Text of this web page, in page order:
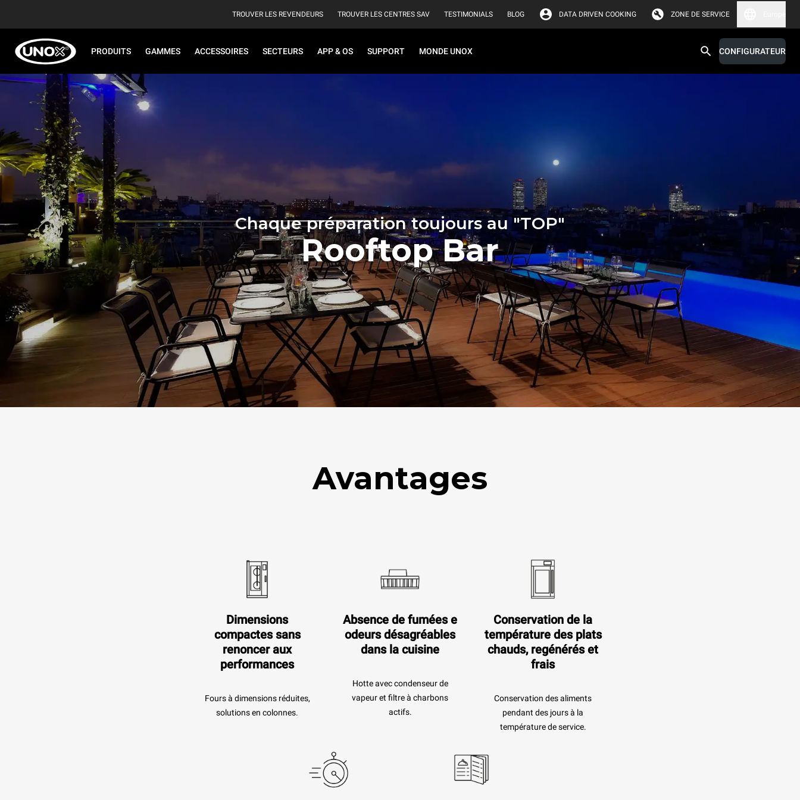
TROUVER LES REVENDEURS TROUVER LES CENTRES SAV TESTIMONIALS BLOG DATA DRIVEN COOKING ZONE DE SERVICE
PRODUITS GAMMES ACCESSOIRES SECTEURS APP & OS SUPPORT MONDE UNOX CONFIGURATEUR
Chaque préparation toujours au "TOP"
Rooftop Bar
Avantages
Dimensions
compactes sans
renoncer aux
performances
Fours à dimensions réduites,
solutions en colonnes.
Absence de fumées e
odeurs désagréables
dans la cuisine
Hotte avec condenseur de
vapeur et filtre à charbons
actifs.
Conservation de la
température des plats
chauds, regénérés et
frais
Conservation des aliments
pendant des jours à la
température de service.